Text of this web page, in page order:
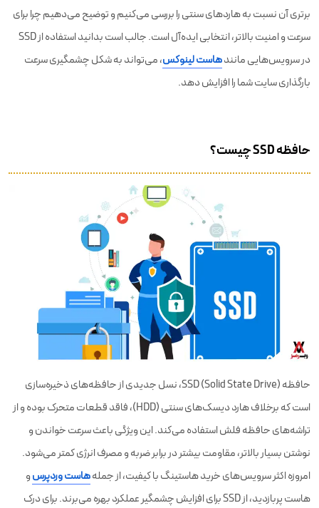
تولیدکنندگان SSD را بشناسید!
جمع بندی
برتری آن نسبت به هاردهای سنتی را بررسی می‌کنیم و توضیح می‌دهیم چرا برای
سرعت و امنیت بالاتر، انتخابی ایده‌آل است. جالب است بدانید استفاده از SSD
در سرویس‌هایی مانندهاست لینوکس، می‌تواند به شکل چشمگیری سرعت
بارگذاری سایت شما را افزایش دهد.
حافظه SSD چیست؟
حافظه SSD (Solid State Drive)، نسل جدیدی از حافظه‌های ذخیره‌سازی
است که برخلاف هارد دیسک‌های سنتی (HDD)، فاقد قطعات متحرک بوده و از
تراشه‌های حافظه فلش استفاده می‌کند. این ویژگی باعث سرعت خواندن و
نوشتن بسیار بالاتر، مقاومت بیشتر در برابر ضربه و مصرف انرژی کمتر می‌شود.
امروزه اکثر سرویس‌های خرید هاستینگ با کیفیت، از جملههاست وردپرسو
هاست پربازدید، از SSD برای افزایش چشمگیر عملکرد بهره می‌برند. برای درک